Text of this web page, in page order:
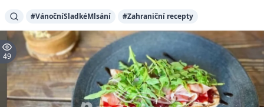
#VánočníSladkéMlsání #Zahraniční recepty
49